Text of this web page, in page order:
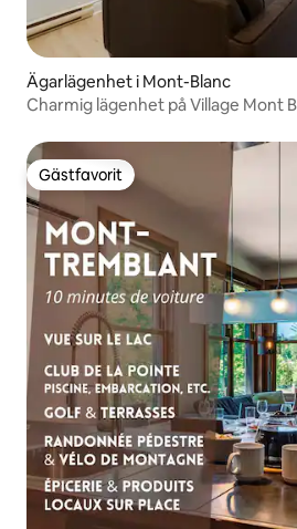
Ägarlägenhet i Mont-Blanc
Charmig lägenhet på Village Mont
Gästfavorit
Gästfavorit